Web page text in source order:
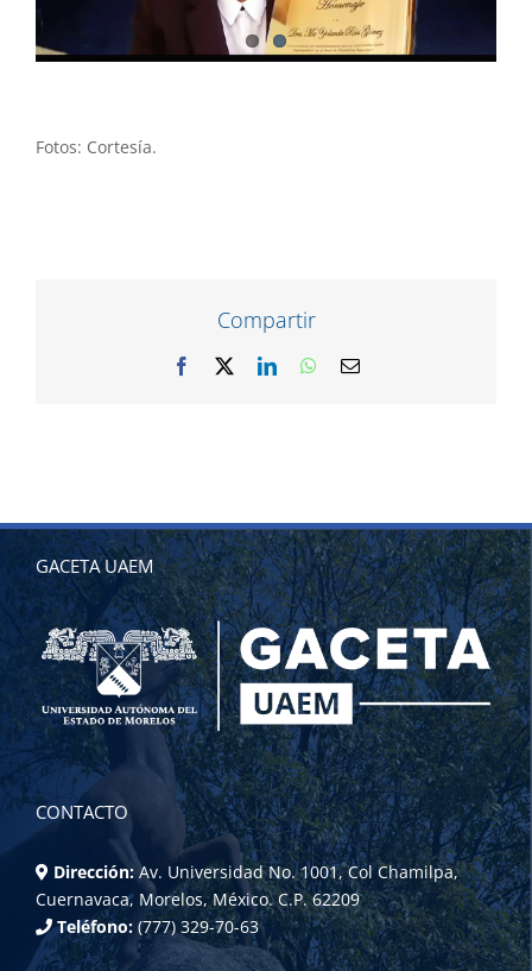
Fotos: Cortesía.
Compartir
Facebook LinkedInWhatsApp
Correo
GACETA UAEM
CONTACTO
Dirección: Av. Universidad No. 1001, Col Chamilpa,
Cuernavaca, Morelos, México. C.P. 62209
Teléfono: (777) 329-70-63